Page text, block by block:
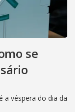
se
a véspera do dia da